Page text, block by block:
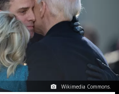
Wikimedia Commons.